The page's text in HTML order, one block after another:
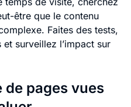
être que le contenu
Faites des tests,
surveillez l’impact sur
de pages vues